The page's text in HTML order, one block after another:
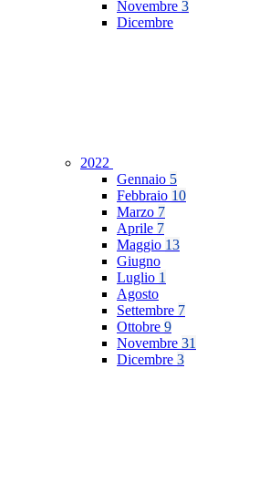
Novembre 3
Dicembre
2022
Gennaio 5
Febbraio 10
Marzo 7
Aprile 7
Maggio 13
Giugno
Luglio 1
Agosto
Settembre 7
Ottobre 9
Novembre 31
Dicembre 3